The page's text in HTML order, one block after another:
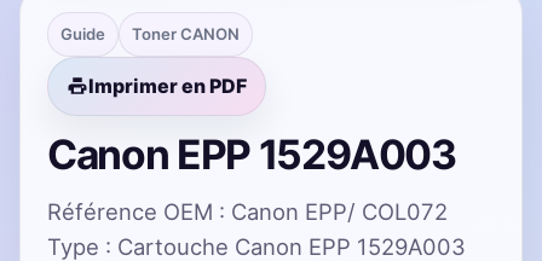
Guide Toner CANON
Imprimer en PDF
Canon EPP 1529A003
Référence OEM : Canon EPP/ COL072
Type : Cartouche Canon EPP 1529A003